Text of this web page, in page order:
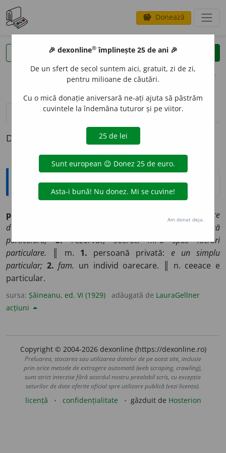
savings Donează
clear
opțiuni
definiții (1) pronunțievolume_up (50)
Definiția cu ID-ul 806560:
Explicative DEX
particular
fiecare țară are
datinile ei particulare;
locuință
particulară;
3.rezervat, secret:mi-a spus lucruri
particulare. ║ m. 1. persoană privată: e un simplu
particular; 2. fam. un individ oarecare. ║ n. ceeace e
particular.
sursa: Șăineanu, ed. VI (1929) adăugată de LauraGellner
acțiuni
Copyright © 2004-2026 dexonline (https://dexonline.ro)
Preluarea, stocarea sau utilizarea datelor de pe acest site, inclusiv
prin orice metode de extragere automată (web scraping, crawling),
sunt strict interzise fără acordul nostru prealabil scris, cu excepția
seturilor de date oferite oficial spre utilizare publică (vezi licența).
licență confidențialitate găzduit de Hosterion
🎉 dexonline® împlinește 25 de ani 🎉
De un sfert de secol suntem aici, gratuit, zi de zi,
pentru milioane de căutări.
Cu o mică donație aniversară ne-ați ajuta să păstrăm
cuvintele la îndemâna tuturor și pe viitor.
Am donat deja.